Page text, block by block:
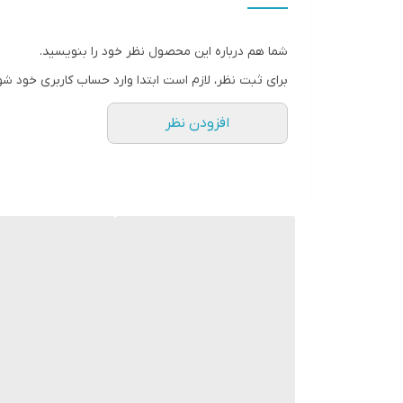
شما هم درباره این محصول نظر خود را بنویسید.
برای ثبت نظر، لازم است ابتدا وارد حساب کاربری خود
افزودن نظر